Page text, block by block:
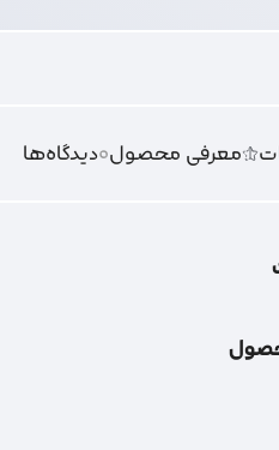
معرفی محصول0دیدگاه‌‌ها